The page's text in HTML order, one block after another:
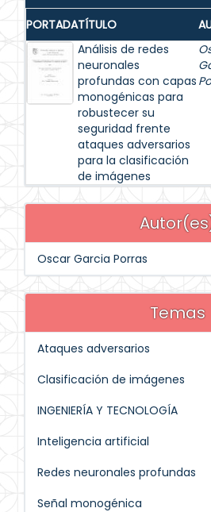
PORTADATÍTULO
Análisis de redes
neuronales
profundas con capas
monogénicas para
robustecer su
seguridad frente
ataques adversarios
para la clasificación
de imágenes
Oscar Garcia Porras
Temas
Ataques adversarios
Clasificación de imágenes
INGENIERÍA Y TECNOLOGÍA
Inteligencia artificial
Redes neuronales profundas
Señal monogénica